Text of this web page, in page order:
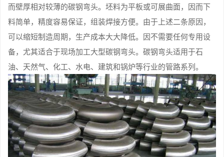
而壁厚相对较薄的碳钢弯头。坯料为平板或可展曲面，因而下
料简单，精度容易保证，组装焊接方便。由于上述二条原因，
可以缩短制造周期，生产成本大大降低。因不需要任何专用设
备，尤其适合于现场加工大型碳钢弯头。碳钢弯头适用于石
油、天然气、化工、水电、建筑和锅炉等行业的管路系列。